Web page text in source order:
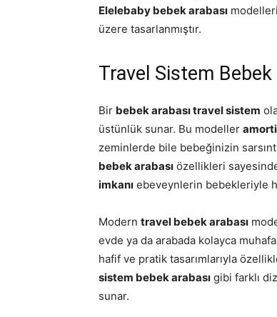
Elelebaby bebek arabası
üzere tasarlanmıştır.
Travel Sistem Bebek
Bir bebek arabası travel sistem
üstünlük sunar. Bu modeller
zeminlerde bile bebeğinizin
bebek arabası özellikleri
imkanı ebeveynlerin bebekleriyle
Modern travel bebek arabası
evde ya da arabada kolayca
hafif ve pratik tasarımlarıyla
sistem bebek arabası gibi farklı
sunar.